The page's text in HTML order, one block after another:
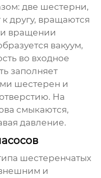
две шестерни,
другу, вращаются
вращении
вакуум,
во входное
заполняет
шестерен и
На
смыкаются,
давление.
шестеренчатых
и